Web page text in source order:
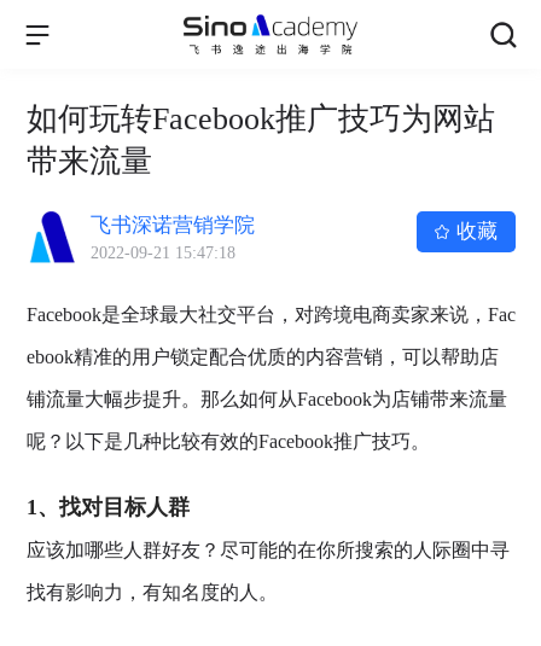
如何玩转Facebook推广技巧为网站
带来流量
飞书深诺营销学院
2022-09-21 15:47:18
收藏
Facebook是全球最大社交平台，对跨境电商卖家来说，Fac
ebook精准的用户锁定配合优质的内容营销，可以帮助店
铺流量大幅步提升。那么如何从Facebook为店铺带来流量
呢？以下是几种比较有效的Facebook推广技巧。
1、找对目标人群
应该加哪些人群好友？尽可能的在你所搜索的人际圈中寻
找有影响力，有知名度的人。